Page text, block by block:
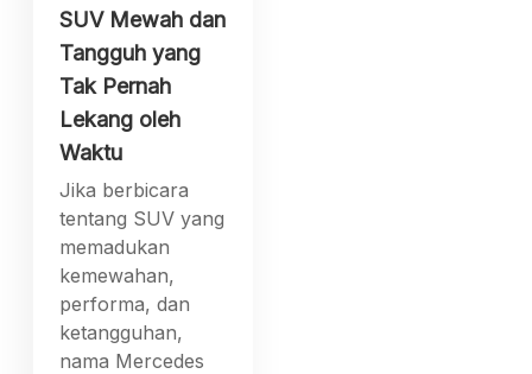
SUV Mewah dan
Tangguh yang
Tak Pernah
Lekang oleh
Waktu
Jika berbicara
tentang SUV yang
memadukan
kemewahan,
performa, dan
ketangguhan,
nama Mercedes